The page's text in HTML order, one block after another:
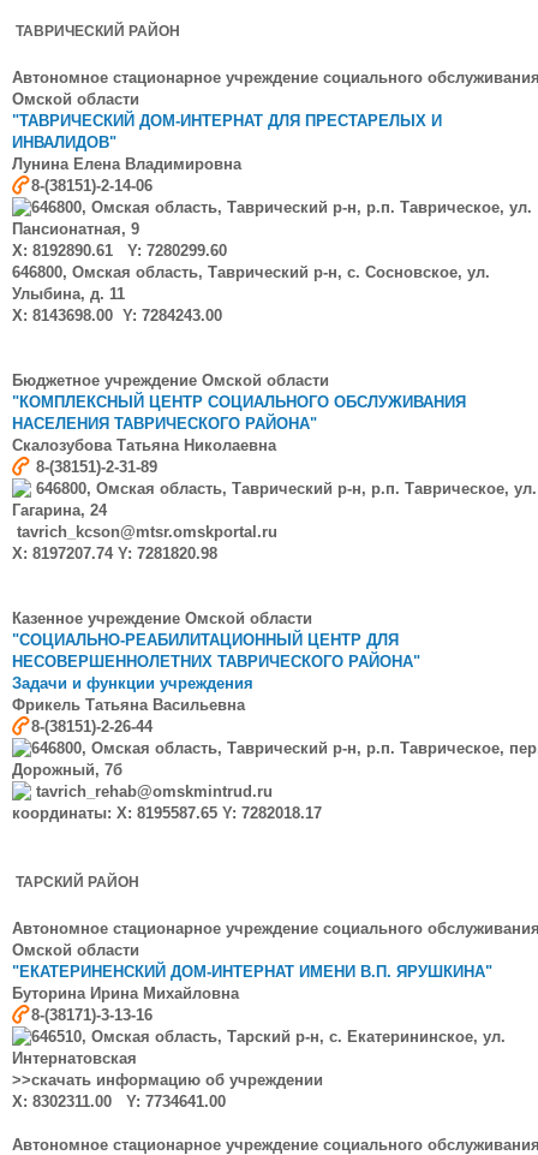
ТАВРИЧЕСКИЙ РАЙОН
Автономное стационарное учреждение социального
Омской области
"ТАВРИЧЕСКИЙ ДОМ-ИНТЕРНАТ ДЛЯ ПРЕСТАРЕЛЫХ И
ИНВАЛИДОВ"
Лунина Елена Владимировна
8-(38151)-2-14-06
646800, Омская область, Таврический р-н, р.п. Таврическое, ул.
Пансионатная, 9
X: 8192890.61 Y: 7280299.60
646800, Омская область, Таврический р-н, с. Сосновское, ул.
Улыбина, д. 11
X: 8143698.00 Y: 7284243.00
Бюджетное учреждение Омской области
"КОМПЛЕКСНЫЙ ЦЕНТР СОЦИАЛЬНОГО ОБСЛУЖИВАНИЯ
НАСЕЛЕНИЯ ТАВРИЧЕСКОГО РАЙОНА"
Скалозубова Татьяна Николаевна
8-(38151)-2-31-89
646800, Омская область, Таврический р-н, р.п. Таврическое, ул.
Гагарина, 24
tavrich_kcson@mtsr.omskportal.ru
X: 8197207.74 Y: 7281820.98
Казенное учреждение Омской области
"СОЦИАЛЬНО-РЕАБИЛИТАЦИОННЫЙ ЦЕНТР ДЛЯ
НЕСОВЕРШЕННОЛЕТНИХ ТАВРИЧЕСКОГО РАЙОНА"
Задачи и функции учреждения
Фрикель Татьяна Васильевна
8-(38151)-2-26-44
646800, Омская область, Таврический р-н, р.п. Таврическое,
Дорожный, 7б
tavrich_rehab@omskmintrud.ru
координаты: X: 8195587.65 Y: 7282018.17
ТАРСКИЙ РАЙОН
Автономное стационарное учреждение социального
Омской области
"ЕКАТЕРИНЕНСКИЙ ДОМ-ИНТЕРНАТ ИМЕНИ В.П. ЯРУШКИНА"
Буторина Ирина Михайловна
8-(38171)-3-13-16
646510, Омская область, Тарский р-н, с. Екатерининское, ул.
Интернатовская
>>скачать информацию об учреждении
X: 8302311.00 Y: 7734641.00
Автономное стационарное учреждение социального